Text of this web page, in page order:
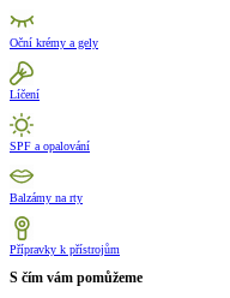
Oční krémy a gely
Líčení
SPF a opalování
Balzámy na rty
Přípravky k přístrojům
S čím vám pomůžeme